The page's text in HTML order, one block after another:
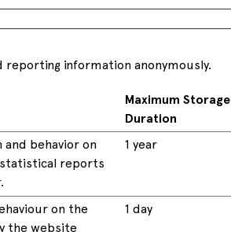
information anonymously.
Maximum Storage
Duration
and behavior on
reports
1 year
on the
the website
1 day